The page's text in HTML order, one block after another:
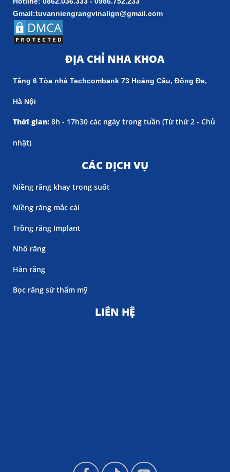
Gmail:tuvanniengrangvinalign@gmail.com
ĐỊA CHỈ NHA KHOA
Tầng 6 Tòa nhà Techcombank 73 Hoàng Cầu, Đống Đa,
Hà Nội
Thời gian: 8h - 17h30 các ngày trong tuần (Từ thứ 2 - Chủ
nhật)
CÁC DỊCH VỤ
Niềng răng khay trong suốt
Niềng răng mắc cài
Trồng răng Implant
Nhổ răng
Hàn răng
Bọc răng sứ thẩm mỹ
LIÊN HỆ